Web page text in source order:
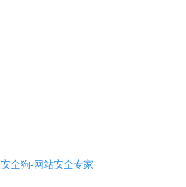
安全狗-网站安全专家